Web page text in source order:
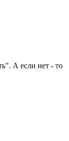
А если нет - то